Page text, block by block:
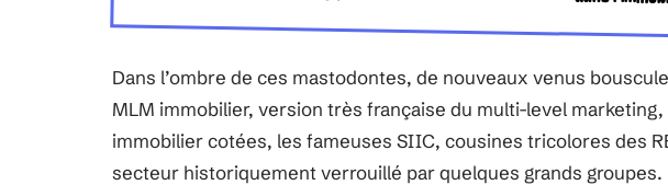
Dans l’ombre de ces mastodontes, de nouveaux venus
MLM immobilier, version très française du multi-level
immobilier cotées, les fameuses SIIC, cousines tricolores des
secteur historiquement verrouillé par quelques grands groupes.